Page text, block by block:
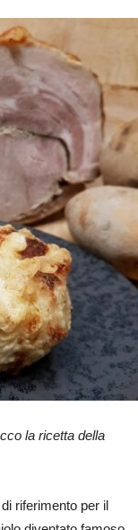
la ricetta della
riferimento per il